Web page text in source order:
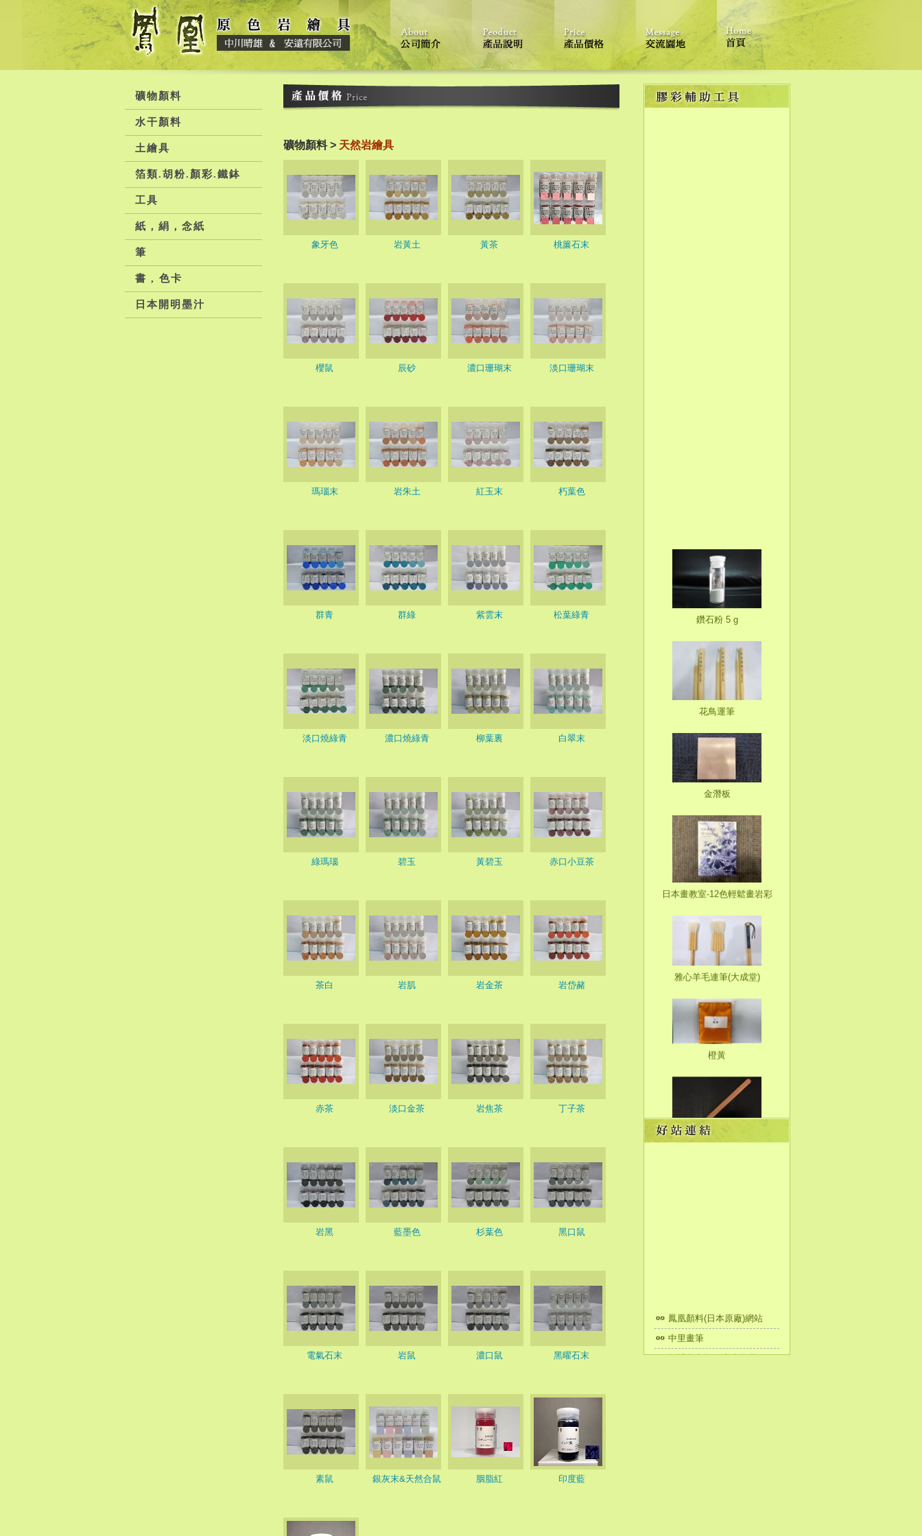
礦物顏料
水干顏料
土繪具
箔類.胡粉.顏彩.鐵鉢
工具
紙，絹，念紙
筆
書 , 色卡
日本開明墨汁
鑽石粉 5 g
花鳥運筆
金潛板
日本畫教室-12色輕鬆畫岩彩
雅心羊毛連筆(大成堂)
橙黃
箔用筆(長毛)
鳳凰顏料(日本原廠)網站
中里畫筆
劉耕谷老師膠彩畫教學
礦物顏料 > 天然岩繪具
象牙色 岩黃土 黃茶 桃簾石末
櫻鼠 辰砂 濃口珊瑚末 淡口珊瑚末
瑪瑙末 岩朱土 紅玉末 朽葉色
群青 群綠 紫雲末 松葉綠青
淡口燒綠青 濃口燒綠青 柳葉裏 白翠末
綠瑪瑙 碧玉 黃碧玉 赤口小豆茶
茶白 岩肌 岩金茶 岩岱赭
赤茶 淡口金茶 岩焦茶 丁子茶
岩黑 藍墨色 杉葉色 黑口鼠
電氣石末 岩鼠 濃口鼠 黑曜石末
素鼠 銀灰末&天然合鼠 胭脂紅 印度藍